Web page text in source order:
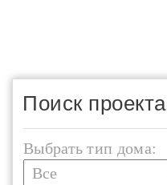
Поиск проекта
Выбрать тип дома: